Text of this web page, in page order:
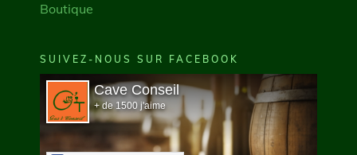
Boutique
SUIVEZ-NOUS SUR FACEBOOK
Cave Conseil
+ de 1500 j'aime